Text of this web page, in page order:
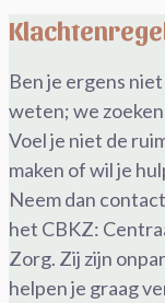
Ben je ergens
weten; we
Voel je niet de
maken of wil je
Neem dan
het CBKZ:
Zorg. Zij zijn
helpen je graag